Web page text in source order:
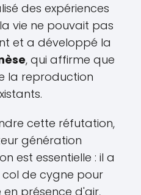
des expériences
vie ne pouvait pas
et a développé la
, qui affirme que
la reproduction
cette réfutation,
génération
est essentielle : il a
de cygne pour
présence d'air,